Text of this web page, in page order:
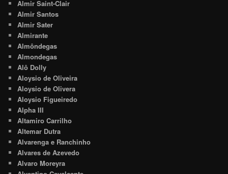
Almir Saint-Clair
Almir Santos
Almir Sater
Almirante
Almôndegas
Almondegas
Alô Dolly
Aloysio de Oliveira
Aloysio de Olivera
Aloysio Figueiredo
Alpha III
Altamiro Carrilho
Altemar Dutra
Alvarenga e Ranchinho
Alvares de Azevedo
Alvaro Moreyra